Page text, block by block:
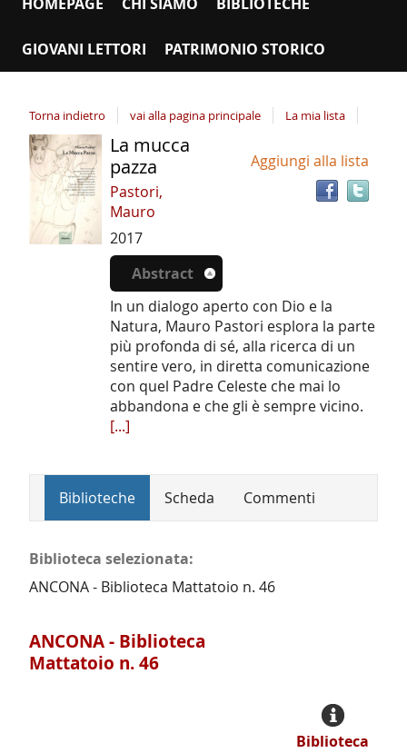
GIOVANI LETTORI PATRIMONIO STORICO
Torna indietro vai alla pagina principale La mia lista
Dettaglio
del
documento
Aggiungi alla lista
La mucca
pazza
Pastori,
Mauro
2017
Abstract
In un dialogo aperto con Dio e la
Natura, Mauro Pastori esplora la parte
più profonda di sé, alla ricerca di un
sentire vero, in diretta comunicazione
con quel Padre Celeste che mai lo
abbandona e che gli è sempre vicino.
[...]
Biblioteche Scheda Commenti
Biblioteca selezionata:
ANCONA - Biblioteca Mattatoio n. 46
ANCONA - Biblioteca
Mattatoio n. 46
Biblioteca